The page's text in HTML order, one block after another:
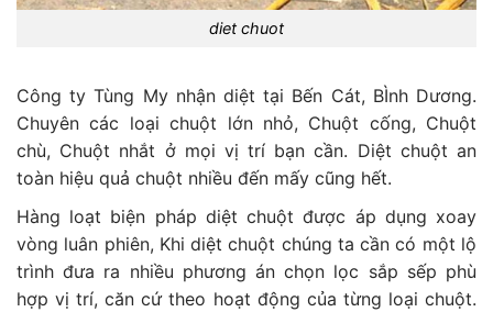
diet chuot
Công ty Tùng My nhận diệt tại Bến Cát, BÌnh Dương.
Chuyên các loại chuột lớn nhỏ, Chuột cống, Chuột
chù, Chuột nhắt ở mọi vị trí bạn cần. Diệt chuột an
toàn hiệu quả chuột nhiều đến mấy cũng hết.
Hàng loạt biện pháp diệt chuột được áp dụng xoay
vòng luân phiên, Khi diệt chuột chúng ta cần có một lộ
trình đưa ra nhiều phương án chọn lọc sắp sếp phù
hợp vị trí, căn cứ theo hoạt động của từng loại chuột.